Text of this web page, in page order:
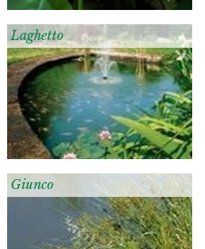
Laghetto
Giunco